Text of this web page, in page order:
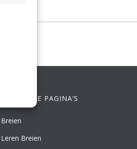
PAGINA’S
Breien
Leren Breien